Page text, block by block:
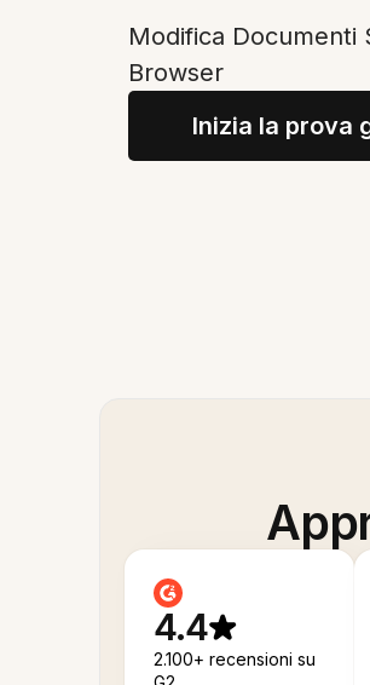
Modifica Documenti
Browser
Inizia la prova
4.4
2.100+ recensioni su